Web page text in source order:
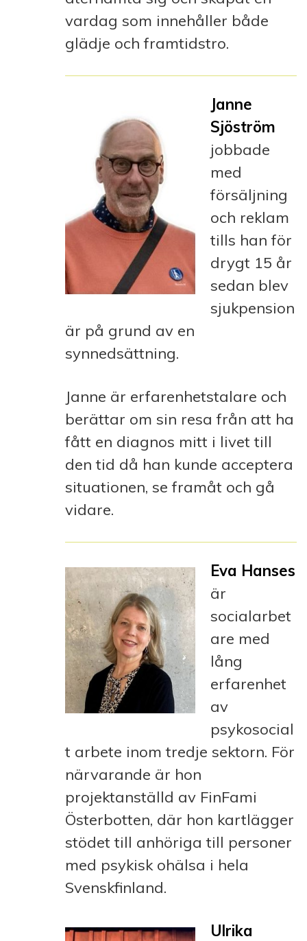
vardag som innehåller både
glädje och framtidstro.
Janne
Sjöström
jobbade
med
försäljning
och reklam
tills han för
drygt 15 år
sedan blev
sjukpension
är på grund av en
synnedsättning.
Janne är erfarenhetstalare och
berättar om sin resa från att ha
fått en diagnos mitt i livet till
den tid då han kunde acceptera
situationen, se framåt och gå
vidare.
Eva Hanses
är
socialarbet
are med
lång
erfarenhet
av
psykosocial
t arbete inom tredje sektorn. För
närvarande är hon
projektanställd av FinFami
Österbotten, där hon kartlägger
stödet till anhöriga till personer
med psykisk ohälsa i hela
Svenskfinland.
Ulrika